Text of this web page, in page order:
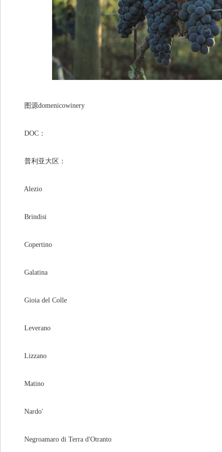
图源domenicowinery
DOC：
普利亚大区：
Alezio
Brindisi
Copertino
Galatina
Gioia del Colle
Leverano
Lizzano
Matino
Nardo'
Negroamaro di Terra d'Otranto